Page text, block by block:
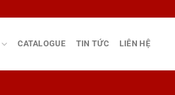
CATALOGUE TIN TỨC LIÊN HỆ